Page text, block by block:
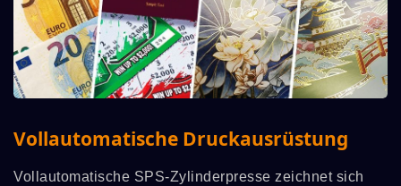
Vollautomatische Druckausrüstung
Vollautomatische SPS-Zylinderpresse zeichnet sich